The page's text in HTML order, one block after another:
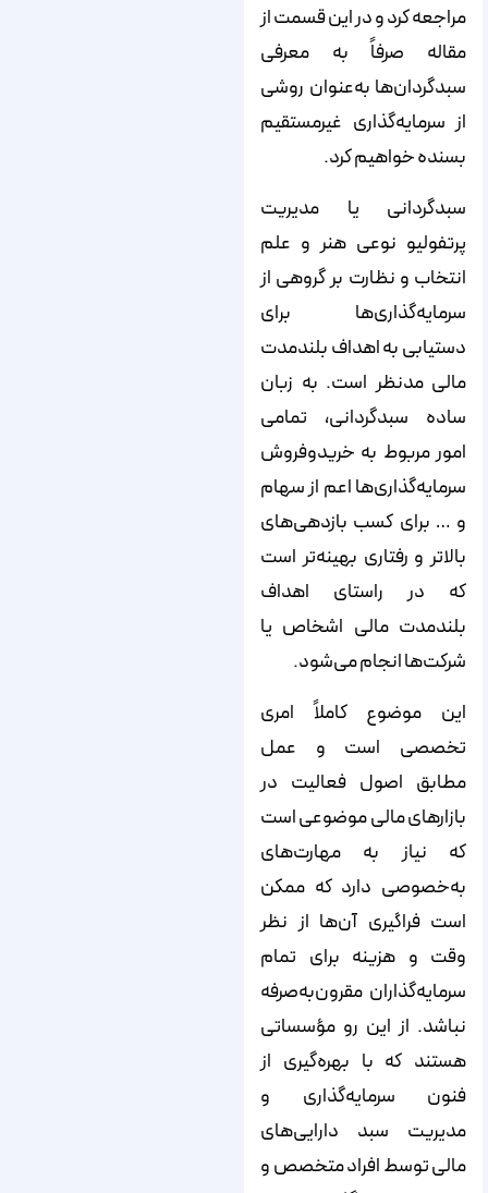
مراجعه کرد و در این قسمت از
مقاله صرفاً به معرفی
سبدگردان‌ها به‌عنوان روشی
از سرمایه‌گذاری غیرمستقیم
بسنده خواهیم کرد.
سبدگردانی یا مدیریت
پرتفولیو نوعی هنر و علم
انتخاب و نظارت بر گروهی از
سرمایه‌گذاری‌ها برای
دستیابی به اهداف بلندمدت
مالی مدنظر است. به زبان
ساده سبدگردانی، تمامی
امور مربوط به خریدوفروش
سرمایه‌گذاری‌ها اعم از سهام
و … برای کسب بازدهی‌های
بالاتر و رفتاری بهینه‌تر است
که در راستای اهداف
بلندمدت مالی اشخاص یا
شرکت‌ها انجام می‌شود.
این موضوع کاملاً امری
تخصصی است و عمل
مطابق اصول فعالیت در
بازارهای مالی موضوعی است
که نیاز به مهارت‌های
به‌خصوصی دارد که ممکن
است فراگیری آن‌ها از نظر
وقت و هزینه برای تمام
سرمایه‌گذاران مقرون‌به‌صرفه
نباشد. از این رو مؤسساتی
هستند که با بهره‌گیری از
فنون سرمایه‌گذاری و
مدیریت سبد دارایی‌های
مالی توسط افراد متخصص و